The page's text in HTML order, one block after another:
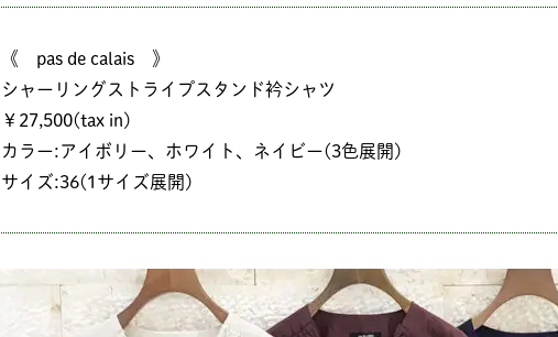
《 pas de calais 》
シャーリングストライプスタンド衿シャツ
￥27,500(tax in)
カラー:アイボリー、ホワイト、ネイビー(3色展開)
サイズ:36(1サイズ展開)